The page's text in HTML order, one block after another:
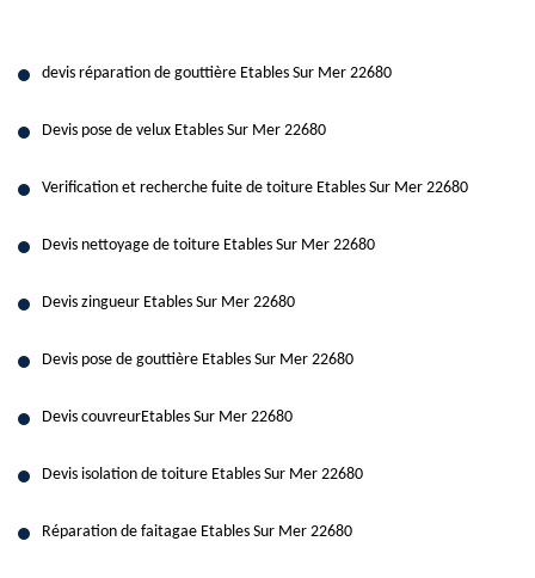
devis réparation de gouttière Etables Sur Mer 22680
Devis pose de velux Etables Sur Mer 22680
Verification et recherche fuite de toiture Etables Sur Mer 22680
Devis nettoyage de toiture Etables Sur Mer 22680
Devis zingueur Etables Sur Mer 22680
Devis pose de gouttière Etables Sur Mer 22680
Devis couvreurEtables Sur Mer 22680
Devis isolation de toiture Etables Sur Mer 22680
Réparation de faitagae Etables Sur Mer 22680